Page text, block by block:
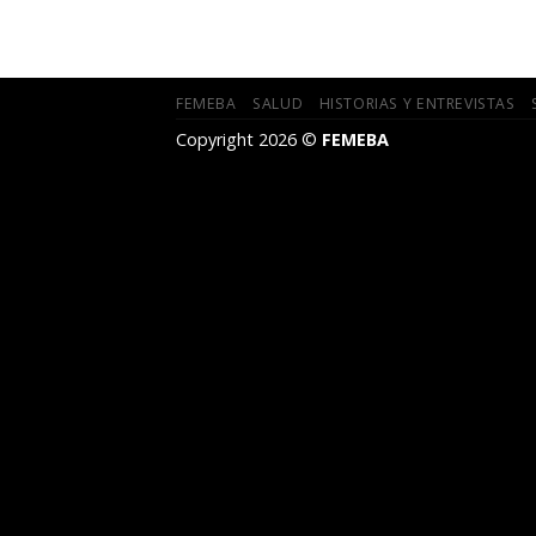
FEMEBA SALUD HISTORIAS Y ENTREVISTAS
Copyright 2026 © FEMEBA